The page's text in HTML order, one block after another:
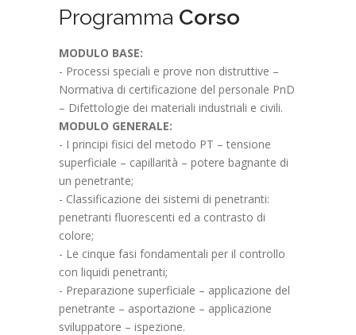
Programma Corso
MODULO BASE:
- Processi speciali e prove non distruttive –
Normativa di certificazione del personale PnD
– Difettologie dei materiali industriali e civili.
MODULO GENERALE:
- I principi fisici del metodo PT – tensione
superficiale – capillarità – potere bagnante di
un penetrante;
- Classificazione dei sistemi di penetranti:
penetranti fluorescenti ed a contrasto di
colore;
- Le cinque fasi fondamentali per il controllo
con liquidi penetranti;
- Preparazione superficiale – applicazione del
penetrante – asportazione – applicazione
sviluppatore – ispezione.